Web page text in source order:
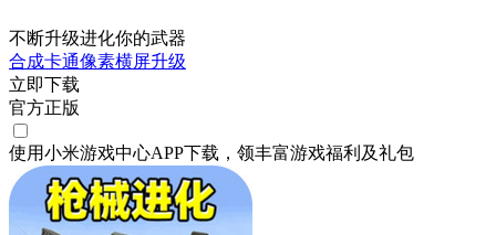
不断升级进化你的武器
合成卡通像素横屏升级
立即下载
官方正版
使用小米游戏中心APP下载 ，领丰富游戏福利 及礼包